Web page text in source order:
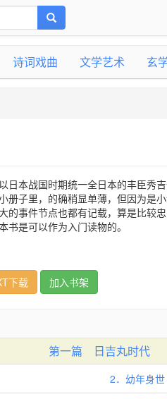
诗词戏曲 文学艺术 玄
日本战国时期统一全日本的丰臣秀
册子里，的确稍显单薄，但因为是
的事件节点也都有记载，算是比较
书是可以作为入门读物的。
下载 加入书架
第一篇 日吉丸时代
2．幼年身世